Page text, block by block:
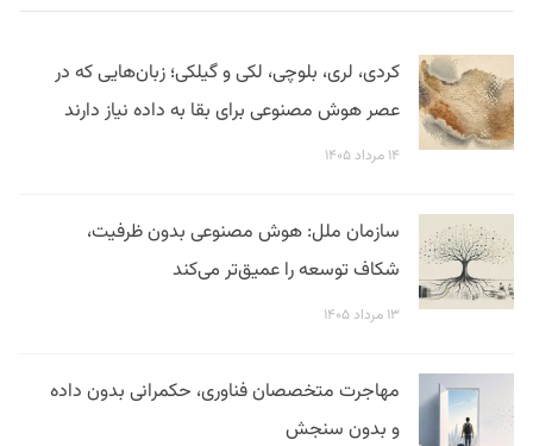
کردی، لری، بلوچی، لکی و گیلکی؛ زبان‌هایی که در
عصر هوش مصنوعی برای بقا به داده نیاز دارند
۱۴ مرداد ۱۴۰۵
سازمان ملل: هوش مصنوعی بدون ظرفیت،
شکاف توسعه را عمیق‌تر می‌کند
۱۳ مرداد ۱۴۰۵
مهاجرت متخصصان فناوری، حکمرانی بدون داده
و بدون سنجش